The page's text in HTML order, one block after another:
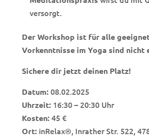
versorgt.
Der Workshop ist für alle
Vorkenntnisse im Yoga sind
Sichere dir jetzt deinen Platz!
Datum:08.02.2025
Uhrzeit:16:30 – 20:30 Uhr
Kosten:45 €
Ort:inRelax®, Inrather Str. 522,